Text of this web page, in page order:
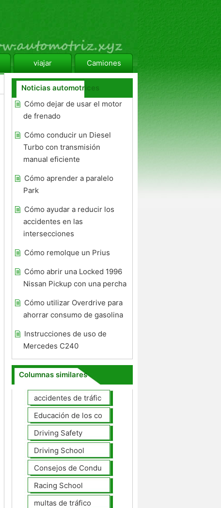
viajar Camiones
Noticias automotrices
Cómo dejar de usar el motor
de frenado
Cómo conducir un Diesel
Turbo con transmisión
manual eficiente
Cómo aprender a paralelo
Park
Cómo ayudar a reducir los
accidentes en las
intersecciones
Cómo remolque un Prius
Cómo abrir una Locked 1996
Nissan Pickup con una percha
Cómo utilizar Overdrive para
ahorrar consumo de gasolina
Instrucciones de uso de
Mercedes C240 ​​
Columnas similares
accidentes de tráfico
Educación de los conductores
Driving Safety
Driving School
Consejos de Conducción
Racing School
multas de tráfico